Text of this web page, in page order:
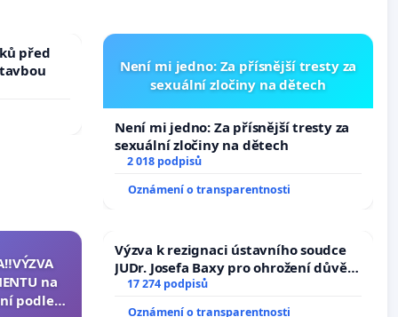
před
Není mi jedno: Za přísnější tresty za
sexuální zločiny na dětech
Není mi jedno: Za přísnější tresty za
sexuální zločiny na dětech
2 018 podpisů
Oznámení o transparentnosti
na
podle §
Výzva k rezignaci ústavního soudce
JUDr. Josefa Baxy pro ohrožení důvěry
ve spravedlivý proces
17 274 podpisů
Oznámení o transparentnosti